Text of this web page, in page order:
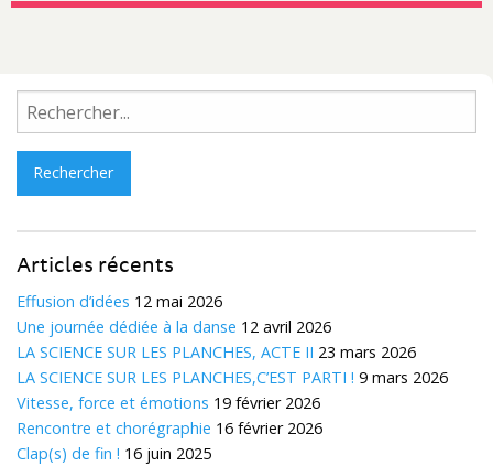
Rechercher :
Articles récents
Effusion d’idées 12 mai 2026
Une journée dédiée à la danse 12 avril 2026
LA SCIENCE SUR LES PLANCHES, ACTE II 23 mars 2026
LA SCIENCE SUR LES PLANCHES,C’EST PARTI ! 9 mars 2026
Vitesse, force et émotions 19 février 2026
Rencontre et chorégraphie 16 février 2026
Clap(s) de fin ! 16 juin 2025